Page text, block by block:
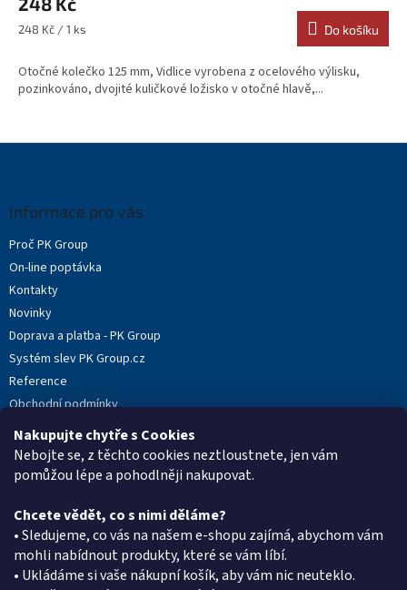
Nakupujte chytře s Cookies
Nebojte se, z těchto cookies neztloustnete, jen vám
pomůžou lépe a pohodlněji nakupovat.
Chcete vědět, co s nimi děláme?
• Sledujeme, co vás na našem e-shopu zajímá, abychom vám
mohli nabídnout produkty, které se vám líbí.
• Ukládáme si vaše nákupní košík, aby vám nic neuteklo.
Měrná
248 Kč / 1 ks Do košíku
Otočné kolečko 125 mm, Vidlice vyrobena z ocelového výlisku,
pozinkováno, dvojité kuličkové ložisko v otočné hlavě,...
Informace pro vás
Proč PK Group
On-line poptávka
Kontakty
Novinky
Doprava a platba - PK Group
Systém slev PK Group.cz
Reference
Obchodní podmínky
Podmínky ochrany osobních údajů
Reklamační protokol
Kontakt
eshop@pkgroup.cz
+420603331993